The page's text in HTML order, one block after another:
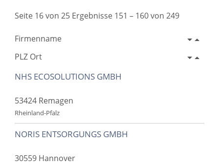
Seite 16 von 25 Ergebnisse 151 – 160 von 249
Firmenname
PLZ Ort
NHS ECOSOLUTIONS GMBH
53424 Remagen
Rheinland-Pfalz
NORIS ENTSORGUNGS GMBH
30559 Hannover